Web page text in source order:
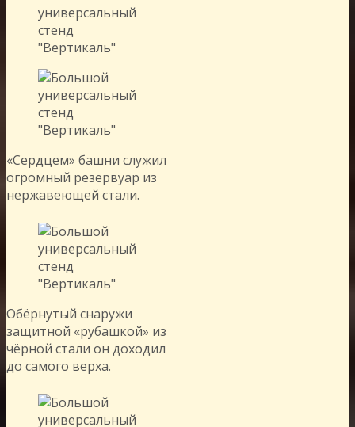
«Сердцем» башни служил
огромный резервуар из
нержавеющей стали.
Обёрнутый снаружи
защитной «рубашкой» из
чёрной стали он доходил
до самого верха.